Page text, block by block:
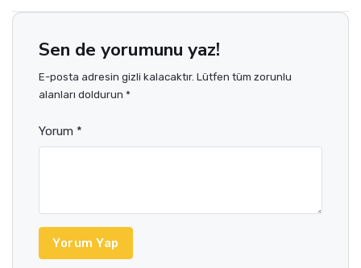
Sen de yorumunu yaz!
E-posta adresin gizli kalacaktır. Lütfen tüm zorunlu
alanları doldurun *
Yorum *
Yorum Yap